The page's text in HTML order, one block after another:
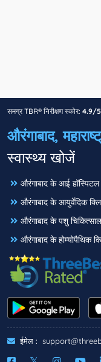
समग्र TBR® निरीक्षण स्कोर: 4.9/
औरंगाबाद,
स्वास्थ्य खोजें
औरंगाबाद के आई हॉस्पिटल
औरंगाबाद के आयुर्वेदिक
औरंगाबाद के पशु
औरंगाबाद के होम्योपैथिक
ईमेल :